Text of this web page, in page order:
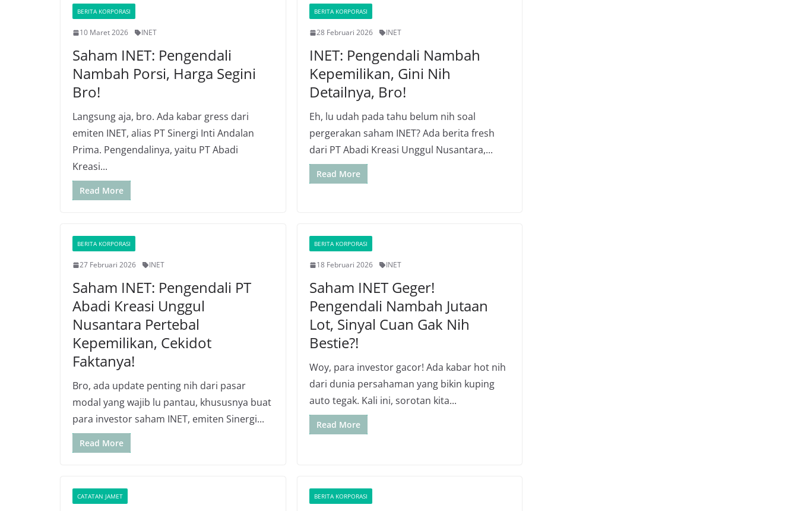
BERITA KORPORASI
10 Maret 2026 INET
Saham INET: Pengendali
Nambah Porsi, Harga Segini
Bro!
Langsung aja, bro. Ada kabar gress dari
emiten INET, alias PT Sinergi Inti Andalan
Prima. Pengendalinya, yaitu PT Abadi
Kreasi...
Read More
BERITA KORPORASI
28 Februari 2026 INET
INET: Pengendali Nambah
Kepemilikan, Gini Nih
Detailnya, Bro!
Eh, lu udah pada tahu belum nih soal
pergerakan saham INET? Ada berita fresh
dari PT Abadi Kreasi Unggul Nusantara,...
Read More
BERITA KORPORASI
27 Februari 2026 INET
Saham INET: Pengendali PT
Abadi Kreasi Unggul
Nusantara Pertebal
Kepemilikan, Cekidot
Faktanya!
Bro, ada update penting nih dari pasar
modal yang wajib lu pantau, khususnya buat
para investor saham INET, emiten Sinergi...
Read More
BERITA KORPORASI
18 Februari 2026 INET
Saham INET Geger!
Pengendali Nambah Jutaan
Lot, Sinyal Cuan Gak Nih
Bestie?!
Woy, para investor gacor! Ada kabar hot nih
dari dunia persahaman yang bikin kuping
auto tegak. Kali ini, sorotan kita...
Read More
CATATAN JAMET BERITA KORPORASI